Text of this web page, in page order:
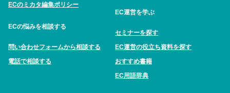
ECのミカタ編集ポリシー
ECの悩みを相談する
問い合わせフォームから相談する
電話で相談する
EC運営を学ぶ
セミナーを探す
EC運営の役立ち資料を探す
おすすめ書籍
EC用語辞典